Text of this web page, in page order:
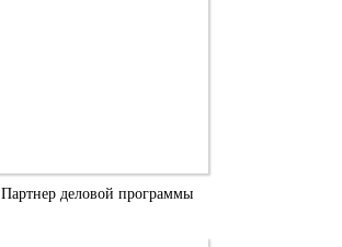
Партнер деловой программы